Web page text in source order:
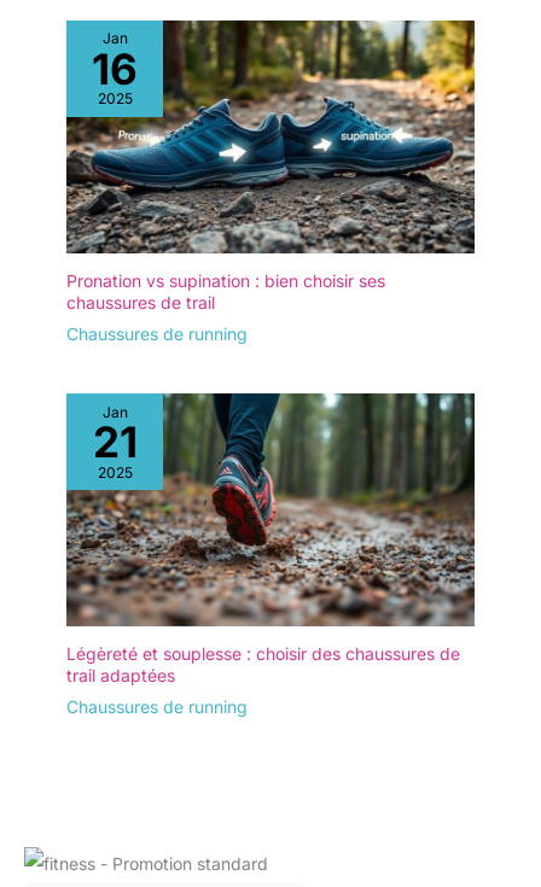
Jan
16
2025
Pronation vs supination : bien choisir ses
chaussures de trail
Chaussures de running
Jan
21
2025
Légèreté et souplesse : choisir des chaussures de
trail adaptées
Chaussures de running